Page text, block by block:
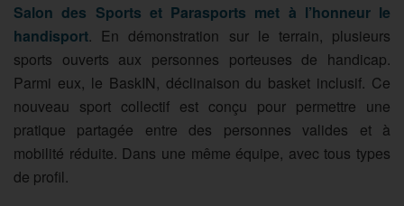
Salon des Sports et Parasports met à l’honneur le
handisport. En démonstration sur le terrain, plusieurs
sports ouverts aux personnes porteuses de handicap.
Parmi eux, le BaskIN, déclinaison du basket inclusif. Ce
nouveau sport collectif est conçu pour permettre une
pratique partagée entre des personnes valides et à
mobilité réduite. Dans une même équipe, avec tous types
de profil.